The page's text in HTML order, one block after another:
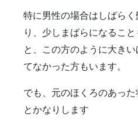
特に男性の場合はしばら
り、少しまばらになるこ
と、この方のように大き
てなかった方もいます。
でも、元のほくろのあっ
とかなりします